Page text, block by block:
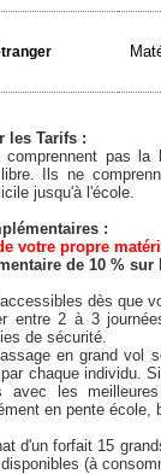
les Tarifs :
pas la
Ils ne
jusqu'à l'école.
:
votre propre
de 10 % sur
dès que
entre 2 à 3
de sécurité.
en grand vol
chaque individu.
avec les
en pente école,
d'un forfait 15
(à